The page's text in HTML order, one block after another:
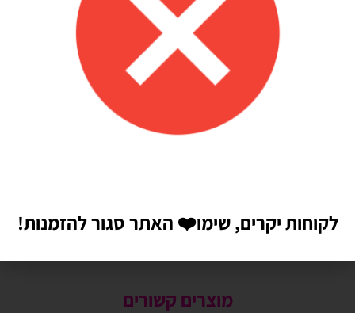
מוצרים קשורים
לקוחות יקרים, שימו❤️ האתר סגור להזמנות!